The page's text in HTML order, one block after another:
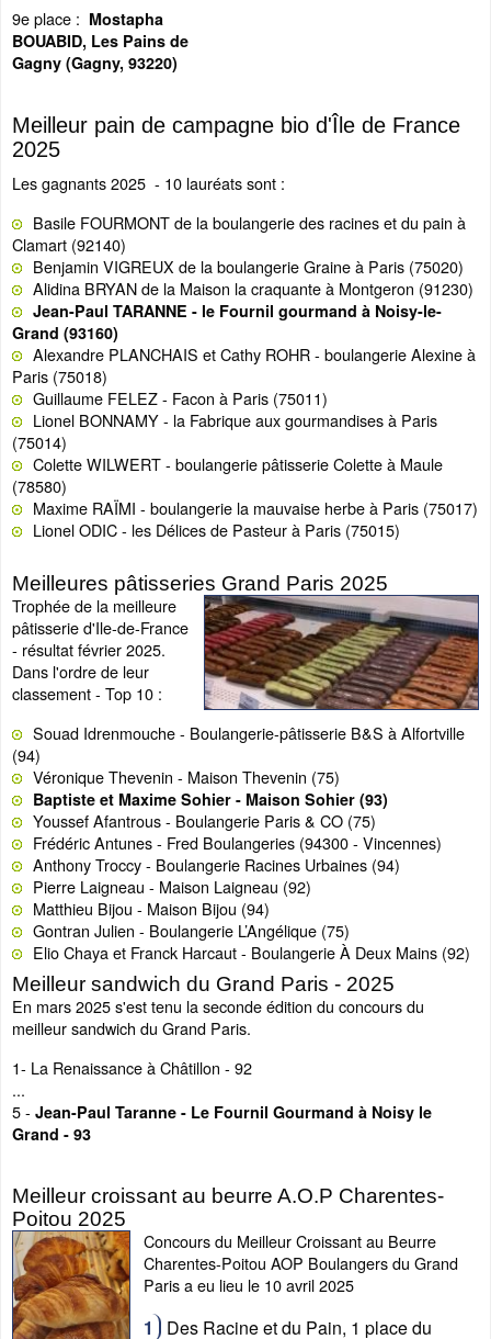
9e place : Mostapha
BOUABID, Les Pains de
Gagny (Gagny, 93220)
Meilleur pain de campagne bio d'Île de France
2025
Les gagnants 2025 - 10 lauréats sont :
Basile FOURMONT de la boulangerie des racines et du pain à
Clamart (92140)
Benjamin VIGREUX de la boulangerie Graine à Paris (75020)
Alidina BRYAN de la Maison la craquante à Montgeron (91230)
Jean-Paul TARANNE - le Fournil gourmand à Noisy-le-
Grand (93160)
Alexandre PLANCHAIS et Cathy ROHR - boulangerie Alexine à
Paris (75018)
Guillaume FELEZ - Facon à Paris (75011)
Lionel BONNAMY - la Fabrique aux gourmandises à Paris
(75014)
Colette WILWERT - boulangerie pâtisserie Colette à Maule
(78580)
Maxime RAÏMI - boulangerie la mauvaise herbe à Paris (75017)
Lionel ODIC - les Délices de Pasteur à Paris (75015)
Meilleures pâtisseries Grand Paris 2025
Trophée de la meilleure
pâtisserie d'Ile-de-France
- résultat février 2025.
Dans l'ordre de leur
classement - Top 10 :
Souad Idrenmouche - Boulangerie-pâtisserie B&S à Alfortville
(94)
Véronique Thevenin - Maison Thevenin (75)
Baptiste et Maxime Sohier - Maison Sohier (93)
Youssef Afantrous - Boulangerie Paris & CO (75)
Frédéric Antunes - Fred Boulangeries (94300 - Vincennes)
Anthony Troccy - Boulangerie Racines Urbaines (94)
Pierre Laigneau - Maison Laigneau (92)
Matthieu Bijou - Maison Bijou (94)
Gontran Julien - Boulangerie L’Angélique (75)
Elio Chaya et Franck Harcaut - Boulangerie À Deux Mains (92)
Meilleur sandwich du Grand Paris - 2025
En mars 2025 s'est tenu la seconde édition du concours du
meilleur sandwich du Grand Paris.
1- La Renaissance à Châtillon - 92
...
5 - Jean-Paul Taranne - Le Fournil Gourmand à Noisy le
Grand - 93
Meilleur croissant au beurre A.O.P Charentes-
Poitou 2025
Concours du Meilleur Croissant au Beurre
Charentes-Poitou AOP Boulangers du Grand
Paris a eu lieu le 10 avril 2025
Des Racine et du Pain, 1 place du